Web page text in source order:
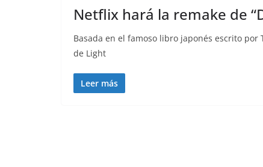
Netflix hará la remake de
Basada en el famoso libro japonés escrito por
de Light
Leer más